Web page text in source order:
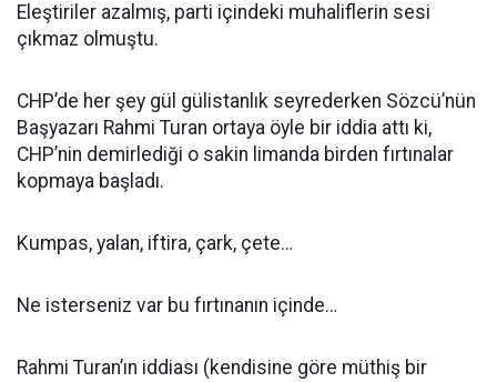
Eleştiriler azalmış, parti içindeki muhaliflerin sesi
çıkmaz olmuştu.
CHP’de her şey gül gülistanlık seyrederken Sözcü’nün
Başyazarı Rahmi Turan ortaya öyle bir iddia attı ki,
CHP’nin demirlediği o sakin limanda birden fırtınalar
kopmaya başladı.
Kumpas, yalan, iftira, çark, çete…
Ne isterseniz var bu fırtınanın içinde…
Rahmi Turan’ın iddiası (kendisine göre müthiş bir